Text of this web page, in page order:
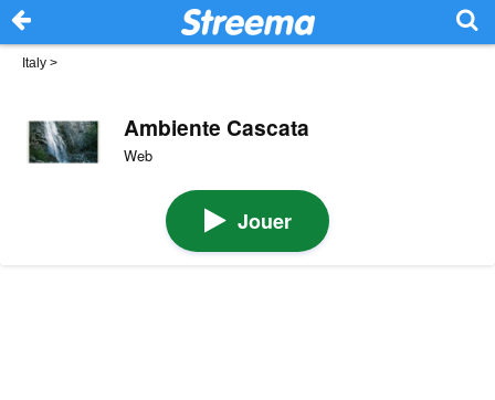
Italy >
Ambiente Cascata
Web
Jouer